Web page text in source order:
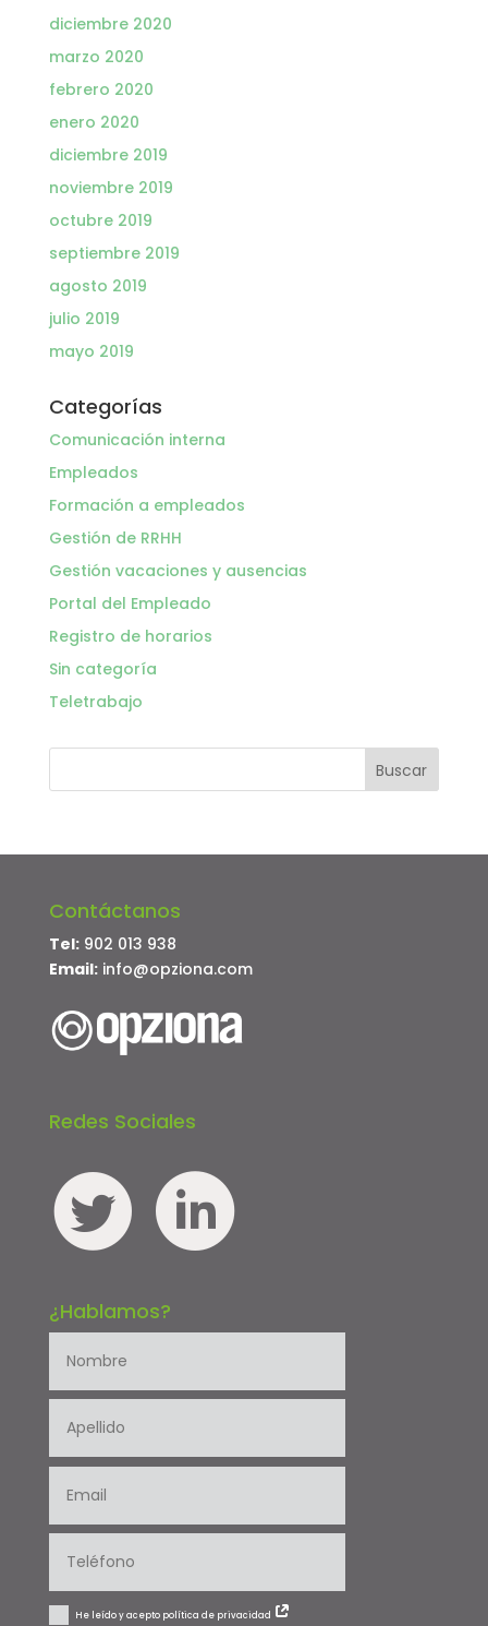
diciembre 2020
marzo 2020
febrero 2020
enero 2020
diciembre 2019
noviembre 2019
octubre 2019
septiembre 2019
agosto 2019
julio 2019
mayo 2019
Categorías
Comunicación interna
Empleados
Formación a empleados
Gestión de RRHH
Gestión vacaciones y ausencias
Portal del Empleado
Registro de horarios
Sin categoría
Teletrabajo
Contáctanos
Tel: 902 013 938
Email: info@opziona.com
Redes Sociales
¿Hablamos?
He leído y acepto política de privacidad